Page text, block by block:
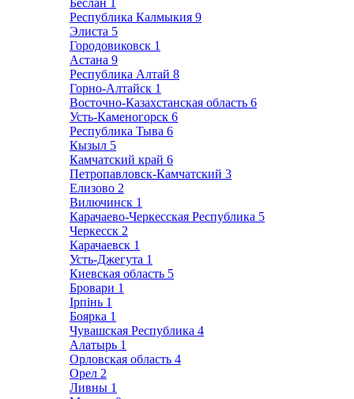
Беслан 1
Республика Калмыкия 9
Элиста 5
Городовиковск 1
Астана 9
Республика Алтай 8
Горно-Алтайск 1
Восточно-Казахстанская область 6
Усть-Каменогорск 6
Республика Тыва 6
Кызыл 5
Камчатский край 6
Петропавловск-Камчатский 3
Елизово 2
Вилючинск 1
Карачаево-Черкесская Республика 5
Черкесск 2
Карачаевск 1
Усть-Джегута 1
Киевская область 5
Бровари 1
Ірпінь 1
Боярка 1
Чувашская Республика 4
Алатырь 1
Орловская область 4
Орел 2
Ливны 1